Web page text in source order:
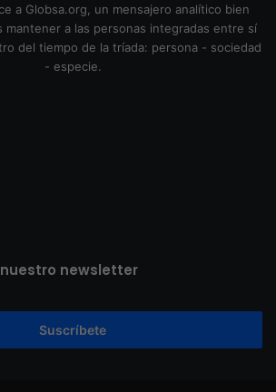
a Globsa.org, un mensajero analítico bien
mantener a las personas integradas entre sí
del tiempo de la tríada: persona - sociedad
- especie.
newsletter
Suscríbete